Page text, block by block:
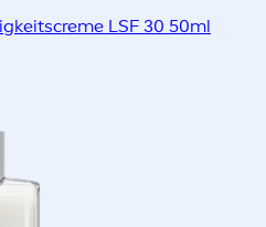
LSF 30 50ml